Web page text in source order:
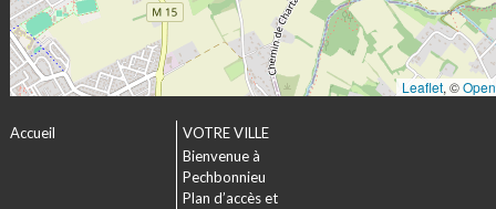
Leaflet, ©
Accueil
VOTRE VILLE
Bienvenue à
Pechbonnieu
Plan d’accès et